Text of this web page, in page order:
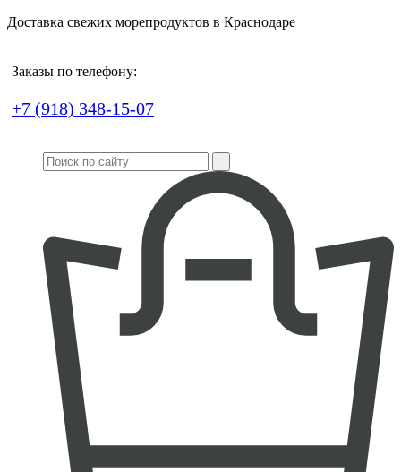
Доставка свежих морепродуктов в Краснодаре
Заказы по телефону:
+7 (918) 348-15-07